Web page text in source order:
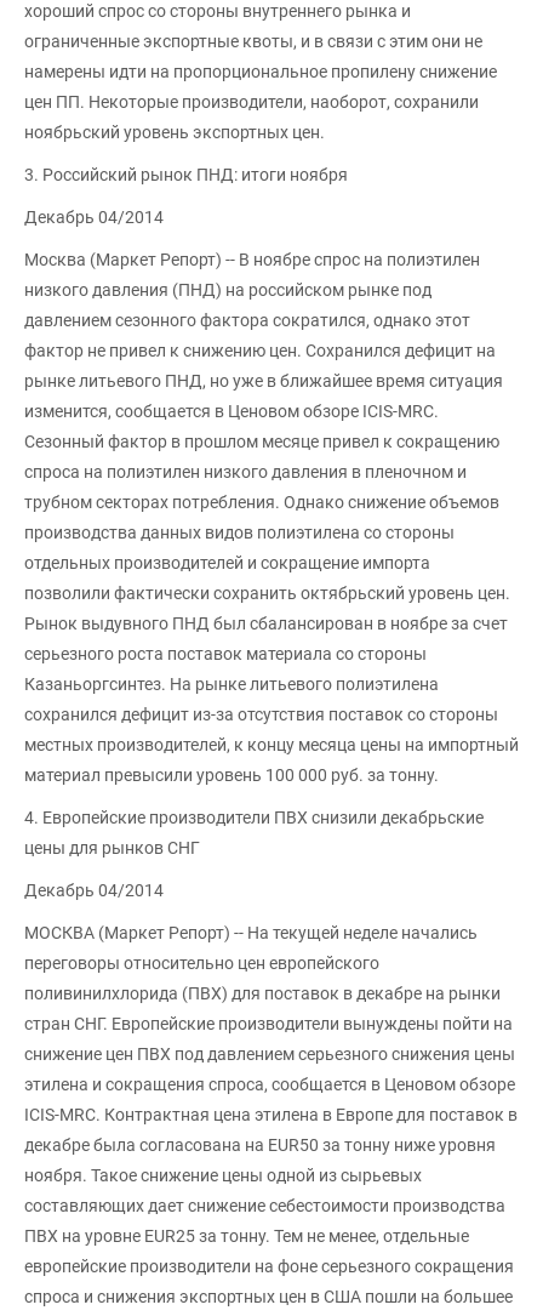
хороший спрос со стороны внутреннего рынка и
ограниченные экспортные квоты, и в связи с этим они не
намерены идти на пропорциональное пропилену снижение
цен ПП. Некоторые производители, наоборот, сохранили
ноябрьский уровень экспортных цен.
3. Российский рынок ПНД: итоги ноября
Декабрь 04/2014
Москва (Маркет Репорт) -- В ноябре спрос на полиэтилен
низкого давления (ПНД) на российском рынке под
давлением сезонного фактора сократился, однако этот
фактор не привел к снижению цен. Сохранился дефицит на
рынке литьевого ПНД, но уже в ближайшее время ситуация
изменится, сообщается в Ценовом обзоре ICIS-MRC.
Сезонный фактор в прошлом месяце привел к сокращению
спроса на полиэтилен низкого давления в пленочном и
трубном секторах потребления. Однако снижение объемов
производства данных видов полиэтилена со стороны
отдельных производителей и сокращение импорта
позволили фактически сохранить октябрьский уровень цен.
Рынок выдувного ПНД был сбалансирован в ноябре за счет
серьезного роста поставок материала со стороны
Казаньоргсинтез. На рынке литьевого полиэтилена
сохранился дефицит из-за отсутствия поставок со стороны
местных производителей, к концу месяца цены на импортный
материал превысили уровень 100 000 руб. за тонну.
4. Европейские производители ПВХ снизили декабрьские
цены для рынков СНГ
Декабрь 04/2014
МОСКВА (Маркет Репорт) -- На текущей неделе начались
переговоры относительно цен европейского
поливинилхлорида (ПВХ) для поставок в декабре на рынки
стран СНГ. Европейские производители вынуждены пойти на
снижение цен ПВХ под давлением серьезного снижения цены
этилена и сокращения спроса, сообщается в Ценовом обзоре
ICIS-MRC. Контрактная цена этилена в Европе для поставок в
декабре была согласована на EUR50 за тонну ниже уровня
ноября. Такое снижение цены одной из сырьевых
составляющих дает снижение себестоимости производства
ПВХ на уровне EUR25 за тонну. Тем не менее, отдельные
европейские производители на фоне серьезного сокращения
спроса и снижения экспортных цен в США пошли на большее